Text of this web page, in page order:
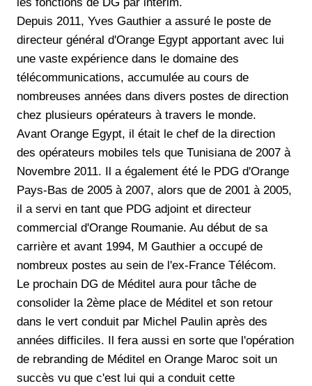
les fonctions de DG par intérim.
Depuis 2011, Yves Gauthier a assuré le poste de
directeur général d'Orange Egypt apportant avec lui
une vaste expérience dans le domaine des
télécommunications, accumulée au cours de
nombreuses années dans divers postes de direction
chez plusieurs opérateurs à travers le monde.
Avant Orange Egypt, il était le chef de la direction
des opérateurs mobiles tels que Tunisiana de 2007 à
Novembre 2011. Il a également été le PDG d'Orange
Pays-Bas de 2005 à 2007, alors que de 2001 à 2005,
il a servi en tant que PDG adjoint et directeur
commercial d'Orange Roumanie. Au début de sa
carrière et avant 1994, M Gauthier a occupé de
nombreux postes au sein de l'ex-France Télécom.
Le prochain DG de Méditel aura pour tâche de
consolider la 2ème place de Méditel et son retour
dans le vert conduit par Michel Paulin après des
années difficiles. Il fera aussi en sorte que l'opération
de rebranding de Méditel en Orange Maroc soit un
succès vu que c'est lui qui a conduit cette